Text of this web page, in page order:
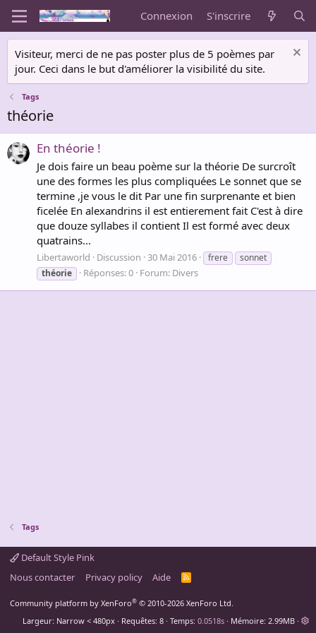
Connexion S'inscrire
Visiteur, merci de ne pas poster plus de 5 poèmes par
jour. Ceci dans le but d'améliorer la visibilité du site.
Tags
théorie
En théorie !
Je dois faire un beau poème sur la théorie De surcroît
une des formes les plus compliquées Le sonnet que se
termine ,je vous le dit Par une fin surprenante et bien
ficelée En alexandrins il est entierement fait C'est à dire
que douze syllabes il contient Il est formé avec deux
quatrains...
Libertaworld Discussion 30 Mai 2016 frere
sonnet
théorie
Réponses: 0 Forum: Divers
Tags
Default Style Pink
Nous contacter
Privacy policy Aide
R
Community platform by XenForo® © 2010-2026 XenForo Ltd.
Largeur
Requêtes 8 Temps 0.0518s Mémoire 2.99MB